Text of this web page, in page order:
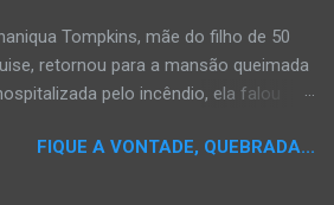
não tem memória. Fala-se
aí que não cultuamos nossos
nem nossa rica história
nós, formadores de opinião
Tompkins, mãe do filho de 50
retornou para a mansão queimada
pelo incêndio, ela falou
ao jornal. quando um repórter
FIQUE A VONTADE, QUEBRADA...